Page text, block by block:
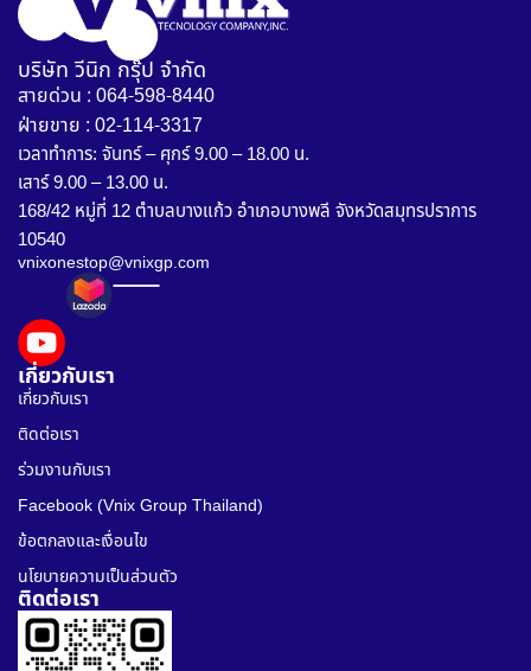
บริษัท วีนิก กรุ๊ป จำกัด
สายด่วน : 064-598-8440
ฝ่ายขาย : 02-114-3317
เวลาทำการ: จันทร์ – ศุกร์ 9.00 – 18.00 น.
เสาร์ 9.00 – 13.00 น.
168/42 หมู่ที่ 12 ตำบลบางแก้ว อำเภอบางพลี จังหวัดสมุทรปราการ
10540
vnixonestop@vnixgp.com
เกี่ยวกับเรา
เกี่ยวกับเรา
ติดต่อเรา
ร่วมงานกับเรา
Facebook (Vnix Group Thailand)
ข้อตกลงและเงื่อนไข
นโยบายความเป็นส่วนตัว
ติดต่อเรา